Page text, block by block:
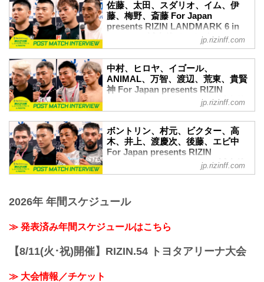
≫ 試合結果詳細
第11試合／スダリオ剛 vs. イム・ドンフ
ァン
て開催されたFor Japan presents RIZIN
LANDMARK 6 in NAGOYAの出場選手た
ちの試合後インタビューを公開！
タビュー / For Japan presents RIZIN
LANDMARK 6 in NAGOYA
youtu.be
アラン“ヒロ”ヤマニハ「目標はもちろん、
トップに立つこと」
ーー試合後の率直な感想をお聞かせいた
だけますか？
ヤマニハ...
佐藤、太田、スダリオ、イム、伊
藤、梅野、斎藤 For Japan
presents RIZIN LANDMARK 6 in
NAGOYA 試合後インタビュー vol.2
- RIZIN FIGHTING FEDERATION
オフィシャルサイト
10月1日（日）にドルフィンズアリーナに
て開催されたFor Japan presents RIZIN
LANDMARK 6 in NAGOYAの出場選手た
ちの試合後インタビューを公開！
試合後インタビュー Vol.3 / For Japan
presents RIZIN LANDMARK 6 in
NAGOYA
佐藤将光「対戦を求められる選手になり
ーー試合後の率直な感想をお聞かせいた
だけますか？
ちたか...
jp.rizinff.com
中村、ヒロヤ、イゴール、
ANIMAL、万智、渡辺、荒東、貴賢
神 For Japan presents RIZIN
LANDMARK 6 in NAGOYA 試合後
インタビュー vol.3 - RIZIN
FIGHTING FEDERATION オフィシ
ャルサイト
10月1日（日）にドルフィンズアリーナに
て開催されたFor Japan presents RIZIN
LANDMARK 6 in NAGOYAの出場選手た
試合後インタビュー Vol.2 / For Japan
NAGOYA
中村優作「思ったよりホンマに強かった
jp.rizinff.com
ボントリン、村元、ビクター、高
木、井上、渡慶次、後藤、エビ中
For Japan presents RIZIN
LANDMARK 6 in NAGOYA 試合後
インタビュー vol.4 - RIZIN
て開催されたFor Japan presents RIZIN
LANDMARK 6 in NAGOYAの出場選手た
YouTubeで見る
jp.rizinff.com
2026年 年間スケジュール
≫ 発表済み年間スケジュールはこちら
【8/11(火･祝)開催】RIZIN.54 トヨタアリーナ大会
≫ 大会情報／チケット